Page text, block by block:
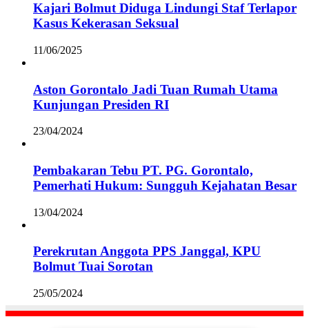
Kajari Bolmut Diduga Lindungi Staf Terlapor
Kasus Kekerasan Seksual
11/06/2025
Aston Gorontalo Jadi Tuan Rumah Utama
Kunjungan Presiden RI
23/04/2024
Pembakaran Tebu PT. PG. Gorontalo,
Pemerhati Hukum: Sungguh Kejahatan Besar
13/04/2024
Perekrutan Anggota PPS Janggal, KPU
Bolmut Tuai Sorotan
25/05/2024